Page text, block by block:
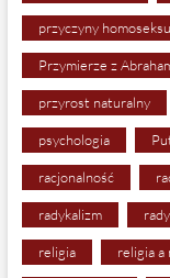
przyczyny
Przymierze z
przyrost naturalny
psychologia
racjonalność
radykalizm
religia religia a